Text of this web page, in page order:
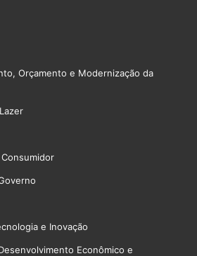
Orçamento e Modernização da
e Inovação
Econômico e